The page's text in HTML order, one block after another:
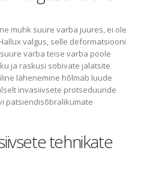
muhk suure varba juures, ei ole
valgus, selle deformatsiooni
varba teise varba poole
ja raskusi sobivate jalatsite
lähenemine hõlmab luude
invasiivsete protseduuride
patsiendisõbralikumate
tehnikate